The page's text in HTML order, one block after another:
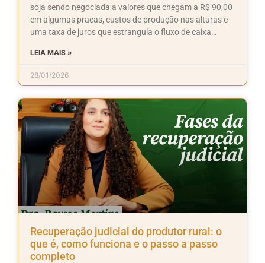
soja sendo negociada a valores que chegam a R$ 90,00
em algumas praças, custos de produção nas alturas e
uma taxa de juros que estrangula o fluxo de caixa…
LEIA MAIS »
28/01/2026
Recuperação judicial do produtor rural: o
que é, como funciona e o passo a passo
completo